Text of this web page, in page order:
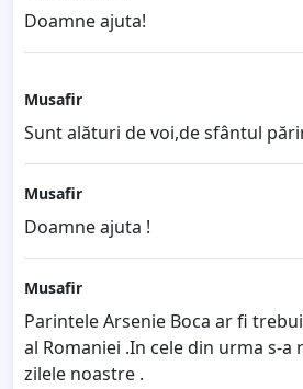
Doamne ajuta!
Musafir
Sunt alături de voi,de sfântul
Musafir
Doamne ajuta !
Musafir
Parintele Arsenie Boca ar fi
al Romaniei .In cele din urma s-
zilele noastre .